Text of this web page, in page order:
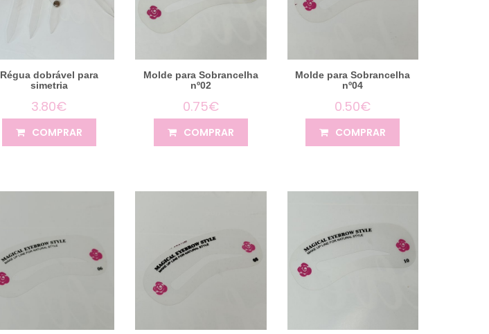
Régua dobrável para
simetria
3.80€
COMPRAR
Molde para Sobrancelha
nº02
0.75€
COMPRAR
Molde para Sobrancelha
nº04
0.50€
COMPRAR